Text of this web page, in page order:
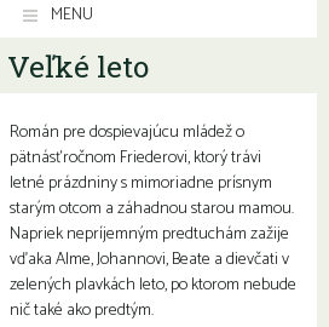
MENU
leto
Román pre dospievajúcu mládež o
pätnásťročnom Friederovi, ktorý trávi
letné prázdniny s mimoriadne prísnym
starým otcom a záhadnou starou mamou.
Napriek nepríjemným predtuchám zažije
vďaka Alme, Johannovi, Beate a dievčati v
zelených plavkách leto, po ktorom nebude
nič také ako predtým.